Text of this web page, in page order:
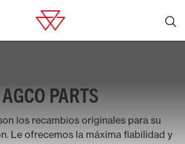
AGCO PARTS
los recambios originales para su
Le ofrecemos la máxima fiabilidad y